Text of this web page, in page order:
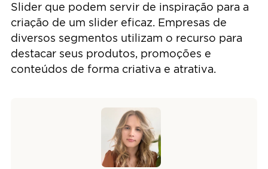
Slider que podem servir de inspiração para a
criação de um slider eficaz. Empresas de
diversos segmentos utilizam o recurso para
destacar seus produtos, promoções e
conteúdos de forma criativa e atrativa.